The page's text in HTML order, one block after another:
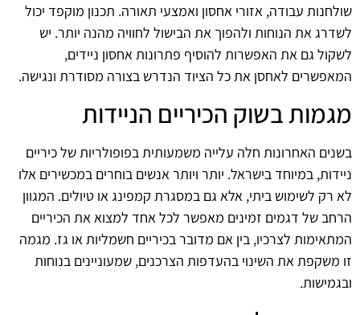
שולחנות עבודה, אזורי אחסון ואמצעי תאורה. תכנון מוקפד יכול
לשדרג את הנוחות ולהפוך את הבישול לחוויה מהנה יותר. יש
לשקול גם את האפשרות להוסיף פתרונות אחסון ניידים,
המאפשרים לאחסן את כל הציוד הנדרש בצורה מסודרת ונגישה.
מגמות בשוק הכיריים הניידות
בשנים האחרונות חלה עלייה משמעותית בפופולריות של כיריים
ניידות, במיוחד בישראל. יותר ויותר אנשים בוחרים במכשירים אלו
לא רק לשימוש ביתי, אלא גם במסגרת קמפינג או טיולים. המגוון
הרחב של דגמים זמינים מאפשר לכל אחד למצוא את הכיריים
המתאימות לצרכיו, בין אם מדובר בכיריים חשמליות או גז. מגמה
זו משקפת את השינוי בהעדפות הצרכנים, שמעוניינים בנוחות
ובגמישות.